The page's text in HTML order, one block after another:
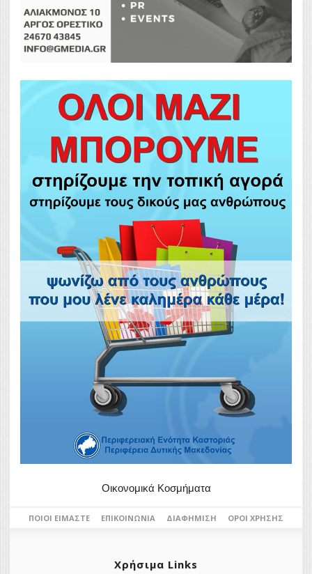
Οικονομικά Κοσμήματα
ΠΟΙΟΙ ΕΊΜΑΣΤΕ ΕΠΙΚΟΙΝΩΝΊΑ ΔΙΑΦΉΜΙΣΗ ΌΡΟΙ ΧΡΉΣΗΣ
Χρήσιμα Links